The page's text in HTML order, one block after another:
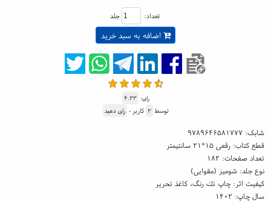
تعداد: جلد
اضافه به سبد خرید
رای: ۴.۳۳
توسط ۳ کاربر - رای دهید
شابک: ۹۷۸۹۶۴۶۵۸۱۷۷۷
قطع کتاب: رقعی ۱۵*۲۱ سانتیمتر
تعداد صفحات: ۱۸۲
نوع جلد: شومیز (مقوایی)
کیفیت اثر: چاپ تك رنگ، کاغذ تحریر
سال چاپ: ۱۴۰۲